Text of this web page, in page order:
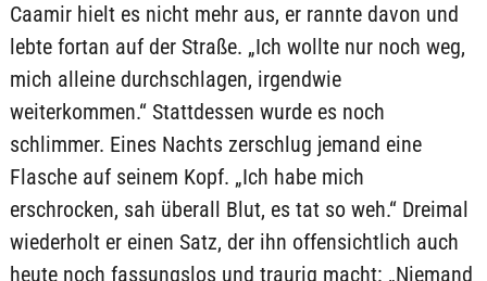
Caamir hielt es nicht mehr aus, er rannte davon und
lebte fortan auf der Straße. „Ich wollte nur noch weg,
mich alleine durchschlagen, irgendwie
weiterkommen.“ Stattdessen wurde es noch
schlimmer. Eines Nachts zerschlug jemand eine
Flasche auf seinem Kopf. „Ich habe mich
erschrocken, sah überall Blut, es tat so weh.“ Dreimal
wiederholt er einen Satz, der ihn offensichtlich auch
heute noch fassungslos und traurig macht: „Niemand